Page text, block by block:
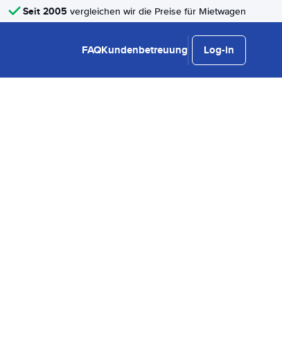
Seit 2005 vergleichen wir die Preise für Mietwagen
FAQKundenbetreuung Log-in